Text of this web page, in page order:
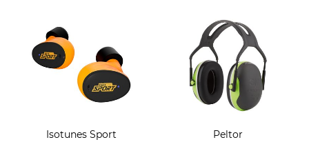
Isotunes Sport
Peltor